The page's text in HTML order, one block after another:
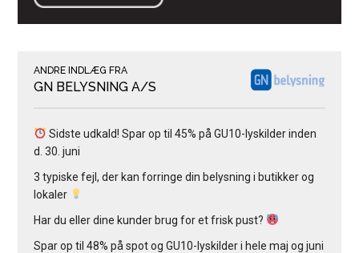
ANDRE INDLÆG FRA
GN BELYSNING A/S
Sidste udkald! Spar op til 45% på GU10-lyskilder inden
d. 30. juni
3 typiske fejl, der kan forringe din belysning i butikker og
lokaler
Har du eller dine kunder brug for et frisk pust?
Spar op til 48% på spot og GU10-lyskilder i hele maj og juni